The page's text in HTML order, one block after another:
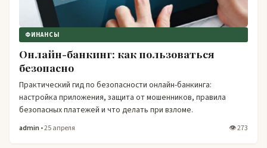
ФИНАНСЫ
Онлайн-банкинг: как пользоваться
безопасно
Практический гид по безопасности онлайн-банкинга:
настройка приложения, защита от мошенников, правила
безопасных платежей и что делать при взломе.
admin • 25 апреля 👁 273